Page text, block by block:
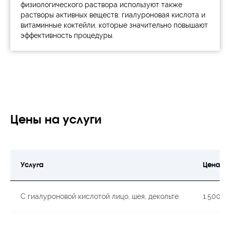
физиологического раствора используют также
растворы активных веществ: гиалуроновая кислота и
витаминные коктейли, которые значительно повышают
эффективность процедуры.
Цены на услуги
Услуга Цена
С гиалуроновой кислотой лицо, шея, декольте. 1.500